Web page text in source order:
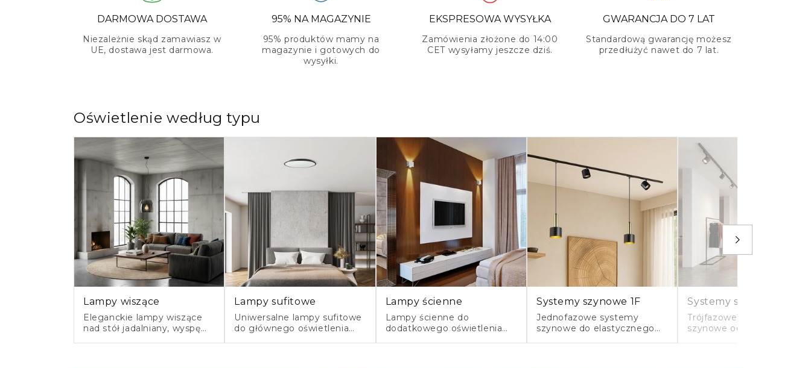
DARMOWA DOSTAWA
Niezależnie skąd zamawiasz w
UE, dostawa jest darmowa.
95% NA MAGAZYNIE
95% produktów mamy na
magazynie i gotowych do
wysyłki.
EKSPRESOWA WYSYŁKA
Zamówienia złożone do 14:00
CET wysyłamy jeszcze dziś.
GWARANCJA DO 7 LAT
Standardową gwarancję możesz
przedłużyć nawet do 7 lat.
Oświetlenie według typu
Lampy wiszące
Eleganckie lampy wiszące
nad stół jadalniany, wyspę
Lampy sufitowe
Uniwersalne lampy sufitowe
do głównego oświetlenia
Lampy ścienne
Lampy ścienne do
dodatkowego oświetlenia
Systemy szynowe 1F
Jednofazowe systemy
szynowe do elastycznego
Systemy szynowe 3F
Trójfazowe systemy
szynowe odpowiednie do